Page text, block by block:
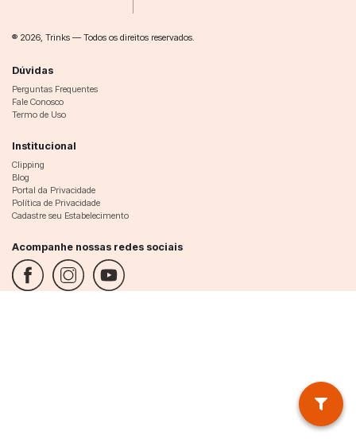
® 2026, Trinks — Todos os direitos reservados.
Dúvidas
Perguntas Frequentes
Fale Conosco
Termo de Uso
Institucional
Clipping
Blog
Portal da Privacidade
Política de Privacidade
Cadastre seu Estabelecimento
Acompanhe nossas redes sociais